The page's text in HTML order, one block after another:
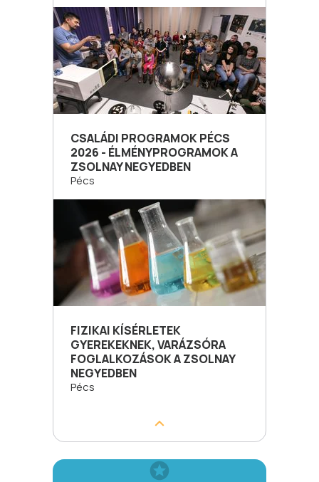
CSALÁDI PROGRAMOK PÉCS
2026 - ÉLMÉNYPROGRAMOK A
ZSOLNAY NEGYEDBEN
Pécs
FIZIKAI KÍSÉRLETEK
GYEREKEKNEK, VARÁZSÓRA
FOGLALKOZÁSOK A ZSOLNAY
NEGYEDBEN
Pécs